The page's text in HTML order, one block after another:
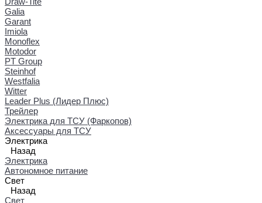
Galia
Garant
Imiola
Monoflex
Motodor
PT Group
Steinhof
Westfalia
Witter
Leader Plus (Лидер Плюс)
Трейлер
Электрика для ТСУ (Фаркопов)
Аксессуары для ТСУ
Электрика
Назад
Электрика
Автономное питание
Свет
Назад
Свет